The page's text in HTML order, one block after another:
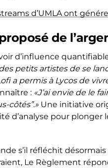
d’UMLA ont
de
d’influence
petits artistes de se
a permis à Lycos de
: «J’ai envie de le
côtés”.» Une initiative
d’analyse pour plonger
s’il réfléchit
Le Règlement